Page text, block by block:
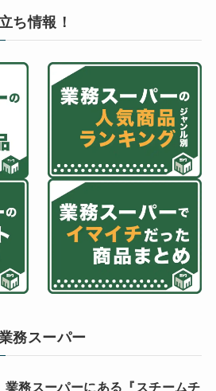
ち情報！
務スーパー
業務スーパーにある『スチームチ